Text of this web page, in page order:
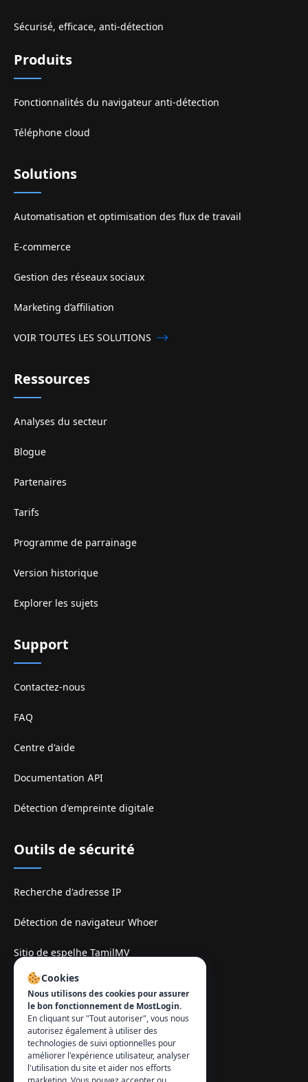
Sécurisé, efficace, anti-détection
Produits
Fonctionnalités du navigateur anti-détection
Téléphone cloud
Solutions
Automatisation et optimisation des flux de travail
E-commerce
Gestion des réseaux sociaux
Marketing d’affiliation
VOIR TOUTES LES SOLUTIONS
Ressources
Analyses du secteur
Blogue
Partenaires
Tarifs
Programme de parrainage
Version historique
Explorer les sujets
Support
Contactez-nous
FAQ
Centre d'aide
Documentation API
Détection d'empreinte digitale
Outils de sécurité
Recherche d'adresse IP
Détection de navigateur Whoer
Sitio de espelhe TamilMV
Contact
info@mostlogin.com
Cookies
Nous utilisons des cookies pour assurer
le bon fonctionnement de MostLogin.
En cliquant sur "Tout autoriser", vous nous
autorisez également à utiliser des
technologies de suivi optionnelles pour
améliorer l'expérience utilisateur, analyser
l'utilisation du site et aider nos efforts